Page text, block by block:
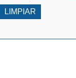
LIMPIAR